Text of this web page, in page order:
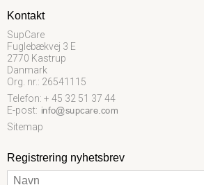
Kontakt
SupCare
Fuglebækvej 3 E
2770 Kastrup
Danmark
Org. nr.: 26541115
Telefon: + 45 32 51 37 44
E-post:
Sitemap
Registrering nyhetsbrev